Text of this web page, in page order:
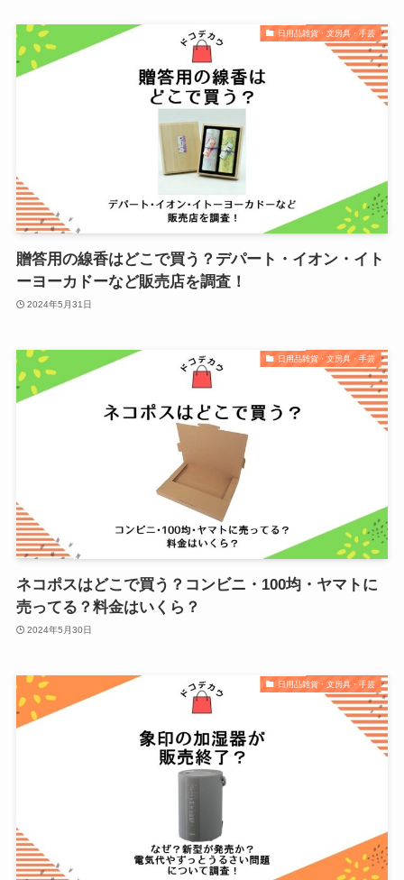
日用品雑貨・文房具・手芸
贈答用の線香はどこで買う？デパート・イオン・イト
ーヨーカドーなど販売店を調査！
2024年5月31日
日用品雑貨・文房具・手芸
ネコポスはどこで買う？コンビニ・100均・ヤマトに
売ってる？料金はいくら？
2024年5月30日
日用品雑貨・文房具・手芸